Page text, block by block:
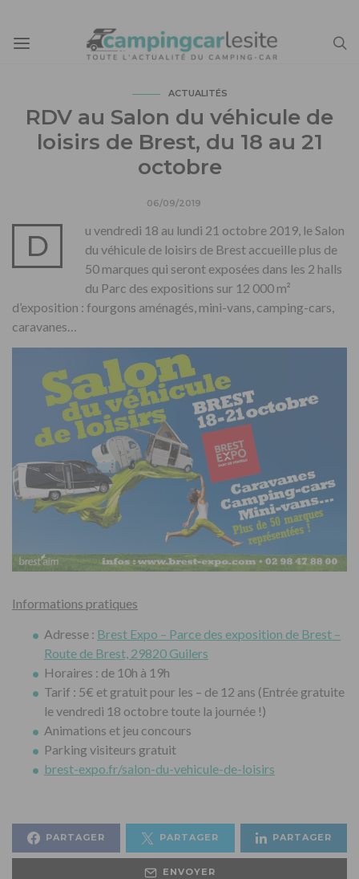
ACTUALITÉS
RDV au Salon du véhicule de
loisirs de Brest, du 18 au 21
octobre
06/09/2019
D
u vendredi 18 au lundi 21 octobre 2019, le Salon
du véhicule de loisirs de Brest accueille plus de
50 marques qui seront exposées dans les 2 halls
du Parc des expositions sur 12 000 m²
d’exposition : fourgons aménagés, mini-vans, camping-cars,
caravanes…
Informations pratiques
Adresse : Brest Expo – Parce des exposition de Brest –
Route de Brest, 29820 Guilers
Horaires : de 10h à 19h
Tarif : 5€ et gratuit pour les – de 12 ans (Entrée gratuite
le vendredi 18 octobre toute la journée !)
Animations et jeu concours
Parking visiteurs gratuit
brest-expo.fr/salon-du-vehicule-de-loisirs
PARTAGER PARTAGER PARTAGER
ENVOYER